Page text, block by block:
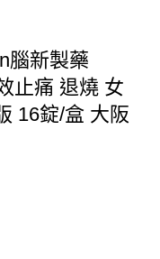
腦新製藥
止痛 退燒 女
16錠/盒 大阪